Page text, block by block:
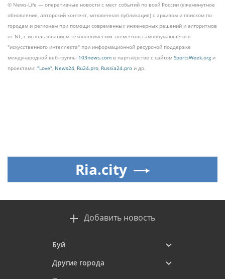
© News-Life — оперативные новости с мест событий по всей России (ежеминутное
обновление, авторский контент, мгновенная публикация) с архивом и поиском по
городам и регионам при помощи современных инженерных решений и алгоритмов
от NL, с использованием технологических элементов самообучающегося
"искусственного интеллекта" при информационной ресурсной поддержке
международной веб-группы 103news.com в партнёрстве с сайтом SportsWeek.orgи
проектами: "Love" News24 Ru24.pro Russia24.pro и др.
Ria.city
Добавить новость
Буй
Другие города